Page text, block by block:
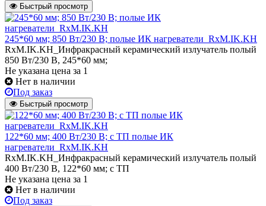
Быстрый просмотр
245*60 мм; 850 Вт/230 В; полые ИК нагреватели_RxM.IK.KH
RxM.IK.KH_Инфракрасный керамический излучатель полый
850 Вт/230 В, 245*60 мм;
Не указана цена за 1
Нет в наличии
Под заказ
Быстрый просмотр
122*60 мм; 400 Вт/230 В; с ТП полые ИК
нагреватели_RxM.IK.KH
RxM.IK.KH_Инфракрасный керамический излучатель полый
400 Вт/230 В, 122*60 мм; с ТП
Не указана цена за 1
Нет в наличии
Под заказ